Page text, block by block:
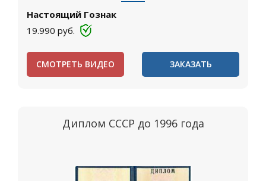
Настоящий Гознак
19.990 руб.
СМОТРЕТЬ ВИДЕО ЗАКАЗАТЬ
Диплом СССР до 1996 года